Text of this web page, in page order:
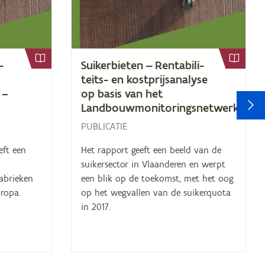
een
Sui­ker­bie­ten — Ren­ta­bi­li­
teits- en kost­prijs­ana­ly­se
op ba­sis van het
Landbouwmonitoringsnetwerk
PUBLICATIE
Het rapport geeft een beeld van de
suikersector in Vlaanderen en werpt
een blik op de toekomst, met het oog
op het wegvallen van de suikerquota
in 2017.